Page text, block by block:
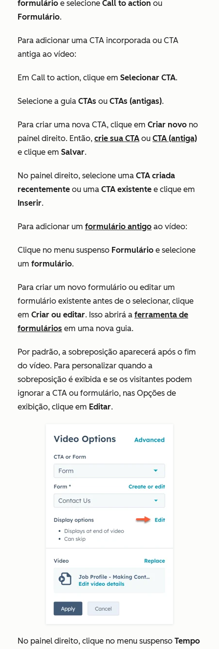
formulário e selecione Call to action ou
Formulário.
Para adicionar uma CTA incorporada ou CTA
antiga ao vídeo:
Em Call to action, clique em Selecionar CTA.
Selecione a guia CTAs ou CTAs (antigas).
Para criar uma nova CTA, clique em Criar novo no
painel direito. Então, crie sua CTA ou CTA (antiga)
e clique em Salvar.
No painel direito, selecione uma CTA criada
recentemente ou uma CTA existente e clique em
Inserir.
Para adicionar um formulário antigo ao vídeo:
Clique no menu suspenso Formulário e selecione
um formulário.
Para criar um novo formulário ou editar um
formulário existente antes de o selecionar, clique
em Criar ou editar. Isso abrirá a ferramenta de
formulários em uma nova guia.
Por padrão, a sobreposição aparecerá após o fim
do vídeo. Para personalizar quando a
sobreposição é exibida e se os visitantes podem
ignorar a CTA ou formulário, nas Opções de
exibição, clique em Editar.
No painel direito, clique no menu suspenso Tempo